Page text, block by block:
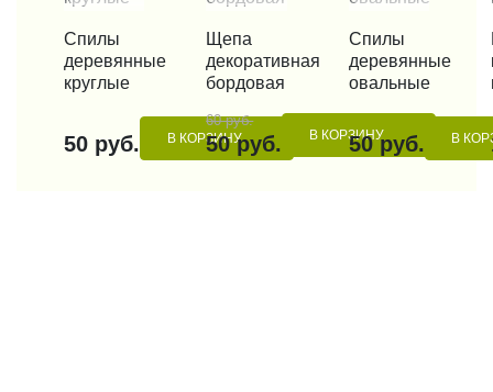
КУПИТЬ В 1 КЛИК
Спилы
деревянные
круглые
50 руб. В КОРЗИНУ
КУПИТЬ В 1 КЛИК
Щепа
декоративная
бордовая
60 руб.
50 руб. В КОРЗИНУ
КУПИТЬ В 1 КЛИК
Спилы
деревянные
овальные
50 руб. В